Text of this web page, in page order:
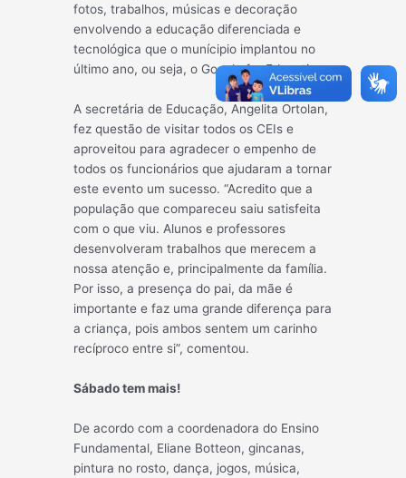
fotos, trabalhos, músicas e decoração
envolvendo a educação diferenciada e
tecnológica que o munícipio implantou no
último ano, ou seja, o Google for Education.
A secretária de Educação, Angelita Ortolan,
fez questão de visitar todos os CEIs e
aproveitou para agradecer o empenho de
todos os funcionários que ajudaram a tornar
este evento um sucesso. “Acredito que a
população que compareceu saiu satisfeita
com o que viu. Alunos e professores
desenvolveram trabalhos que merecem a
nossa atenção e, principalmente da família.
Por isso, a presença do pai, da mãe é
importante e faz uma grande diferença para
a criança, pois ambos sentem um carinho
recíproco entre si”, comentou.
Sábado tem mais!
De acordo com a coordenadora do Ensino
Fundamental, Eliane Botteon, gincanas,
pintura no rosto, dança, jogos, música,